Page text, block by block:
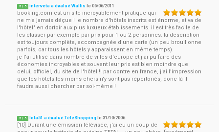
5 / 5 interveta a évalué Wallis le05/06/2011
booking.com est un site incroyablement pratique qui
ne m'a jamais déçue ! le nombre d'hôtels inscrits est énorme, et va de
l'hôtel" en dortoir aux plus luxueux établissements. il est très facile de
les classer par exemple par prix pour 1 ou 2 personnes. la description
est toujours complète, accompagnée d'une carte (un peu brouillonne
parfois, car tous les hôtels y apparaissent en même temps).
je l'ai utilisé dans nombre de villes d'europe et j'ai pu faire des
économies incroyables et souvent leur prix est bien moindre que
celui, officiel, du site de l'hôtel !! par contre en france, j'ai l'impression
que les hôtels les moins chers n'y sont pas répertoriés, donc là il
faudra aussi chercher par soi-même !
5 / 5 lola51 a évalué TéléShopping le31/10/2006
[10] Durant une émission télévisée, j'ai eu un coup de